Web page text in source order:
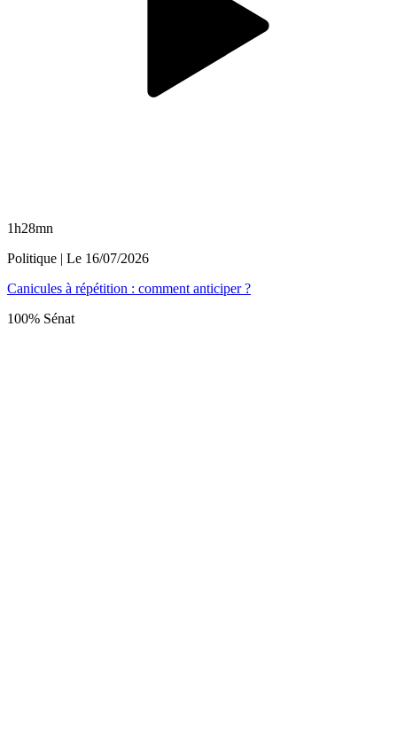
1h28mn
Politique | Le 16/07/2026
Canicules à répétition : comment anticiper ?
100% Sénat